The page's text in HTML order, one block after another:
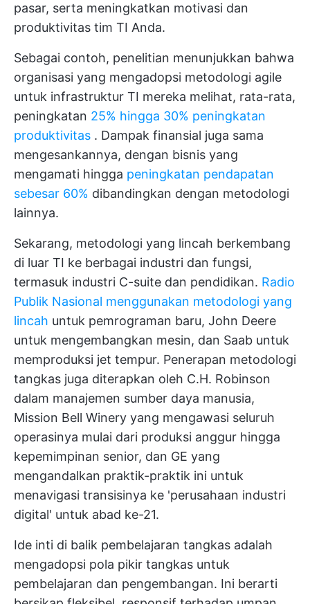
pasar, serta meningkatkan motivasi dan
produktivitas tim TI Anda.
Sebagai contoh, penelitian menunjukkan bahwa
organisasi yang mengadopsi metodologi agile
untuk infrastruktur TI mereka melihat, rata-rata,
peningkatan 25% hingga 30% peningkatan
produktivitas . Dampak finansial juga sama
mengesankannya, dengan bisnis yang
mengamati hingga peningkatan pendapatan
sebesar 60% dibandingkan dengan metodologi
lainnya.
Sekarang, metodologi yang lincah berkembang
di luar TI ke berbagai industri dan fungsi,
termasuk industri C-suite dan pendidikan. Radio
Publik Nasional menggunakan metodologi yang
lincah untuk pemrograman baru, John Deere
untuk mengembangkan mesin, dan Saab untuk
memproduksi jet tempur. Penerapan metodologi
tangkas juga diterapkan oleh C.H. Robinson
dalam manajemen sumber daya manusia,
Mission Bell Winery yang mengawasi seluruh
operasinya mulai dari produksi anggur hingga
kepemimpinan senior, dan GE yang
mengandalkan praktik-praktik ini untuk
menavigasi transisinya ke 'perusahaan industri
digital' untuk abad ke-21.
Ide inti di balik pembelajaran tangkas adalah
mengadopsi pola pikir tangkas untuk
pembelajaran dan pengembangan. Ini berarti